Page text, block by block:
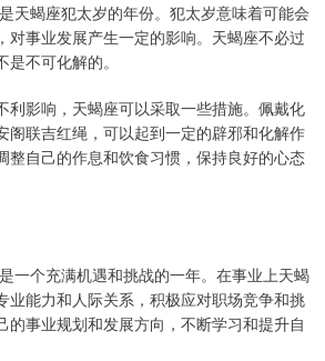
天蝎座犯太岁的年份。犯太岁意味着可能会
对事业发展产生一定的影响。天蝎座不必过
不可化解的。
利影响，天蝎座可以采取一些措施。佩戴化
阁联吉红绳，可以起到一定的辟邪和化解作
整自己的作息和饮食习惯，保持良好的心态
一个充满机遇和挑战的一年。在事业上天蝎
业能力和人际关系，积极应对职场竞争和挑
的事业规划和发展方向，不断学习和提升自